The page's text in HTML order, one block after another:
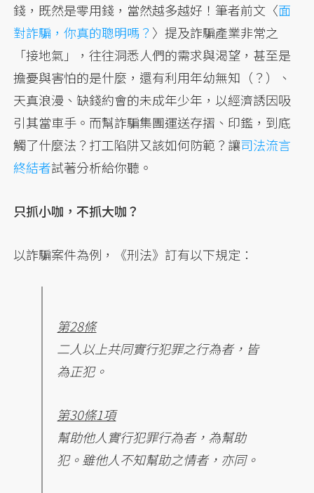
錢，既然是零用錢，當然越多越好！筆者前文〈面
對詐騙，你真的聰明嗎？ 〉提及詐騙產業非常之
「接地氣」，往往洞悉人們的需求與渴望，甚至是
擔憂與害怕的是什麼，還有利用年幼無知（？）、
天真浪漫、缺錢約會的未成年少年，以經濟誘因吸
引其當車手。而幫詐騙集團運送存摺、印鑑，到底
觸了什麼法？打工陷阱又該如何防範？讓司法流言
終結者試著分析給你聽。
只抓小咖，不抓大咖？
以詐騙案件為例，《刑法》訂有以下規定：
第28條
二人以上共同實行犯罪之行為者，皆
為正犯。
第30條1項
幫助他人實行犯罪行為者，為幫助
犯。雖他人不知幫助之情者，亦同。